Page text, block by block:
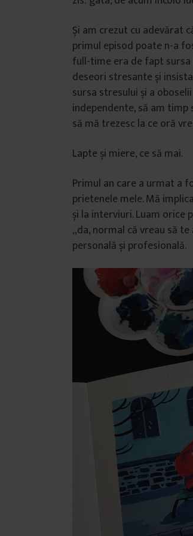
Și am crezut cu adevărat
primul episod poate n-a
full-time era de fapt
deseori stresante și
sursa stresului și a
independente, să am
să mă trezesc la ce oră
Lapte și miere, ce să mai.
Primul an care a urmat a
prietenele mele. Mă
și la interviuri. Luam orice
„da, normal că vreau să
personală și profesională.